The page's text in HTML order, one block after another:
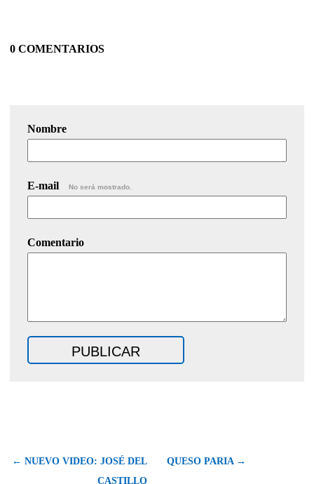
0 COMENTARIOS
Nombre
E-mail No será mostrado.
Comentario
← NUEVO VIDEO: JOSÉ DEL
CASTILLO
QUESO PARIA →